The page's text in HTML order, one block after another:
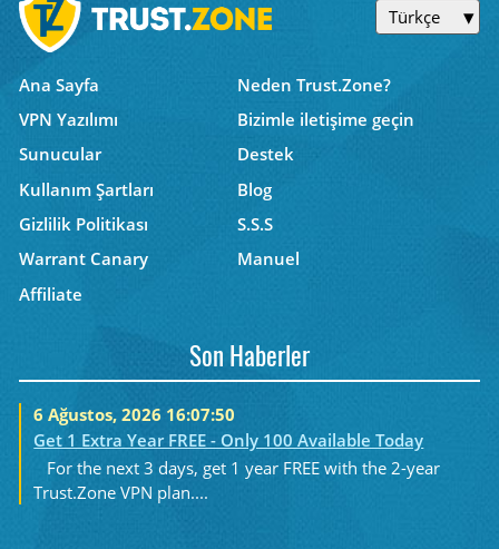
Türkçe
Ana Sayfa
Neden Trust.Zone?
VPN Yazılımı
Bizimle iletişime geçin
Sunucular
Destek
Kullanım Şartları
Blog
Gizlilik Politikası
S.S.S
Warrant Canary
Manuel
Affiliate
Son Haberler
6 Ağustos, 2026 16:07:50
Get 1 Extra Year FREE - Only 100 Available Today
For the next 3 days, get 1 year FREE with the 2-year
Trust.Zone VPN plan....